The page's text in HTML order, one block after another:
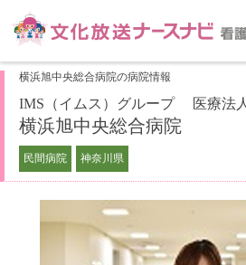
横浜旭中央総合病院の病院情報
IMS（イムス）グループ 医療法
横浜旭中央総合病院
民間病院 神奈川県